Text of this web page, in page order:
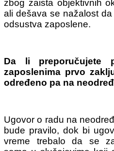
zbog zaista objektivnih
ali dešava se nažalost
odsustva zaposlene.
Da li preporučujete
zaposlenima prvo
određeno pa na
Ugovor o radu na
bude pravilo, dok bi
vreme trebalo da se